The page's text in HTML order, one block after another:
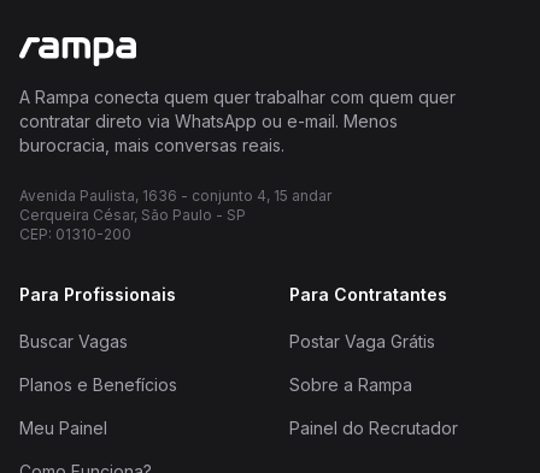
A Rampa conecta quem quer trabalhar com quem quer
contratar direto via WhatsApp ou e-mail. Menos
burocracia, mais conversas reais.
Avenida Paulista, 1636 - conjunto 4, 15 andar
Cerqueira César, São Paulo - SP
CEP: 01310-200
Para Profissionais
Buscar Vagas
Planos e Benefícios
Meu Painel
Para Contratantes
Postar Vaga Grátis
Sobre a Rampa
Painel do Recrutador